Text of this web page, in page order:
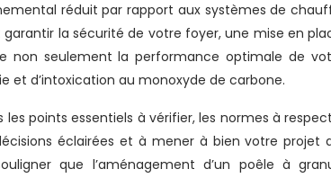
réduit par rapport aux systèmes de
la sécurité de votre foyer, une mise en
non seulement la performance optimale de
et d’intoxication au monoxyde de carbone.
les points essentiels à vérifier, les normes à
éclairées et à mener à bien votre
que l’aménagement d’un poêle à